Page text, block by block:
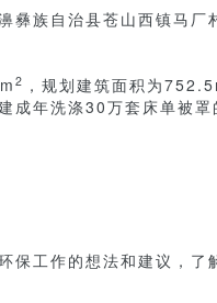
彝族自治县苍山西镇马厂
2 ，规划建筑面积为
成年洗涤30万套床单被
保工作的想法和建议，